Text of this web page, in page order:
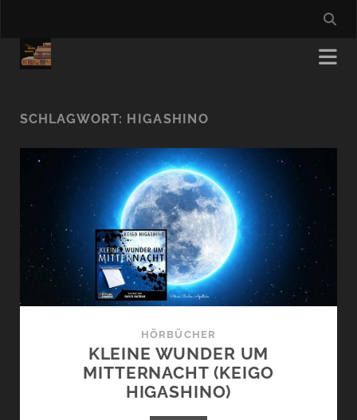
SCHLAGWORT: HIGASHINO
HÖRBÜCHER
KLEINE WUNDER UM
MITTERNACHT (KEIGO
HIGASHINO)